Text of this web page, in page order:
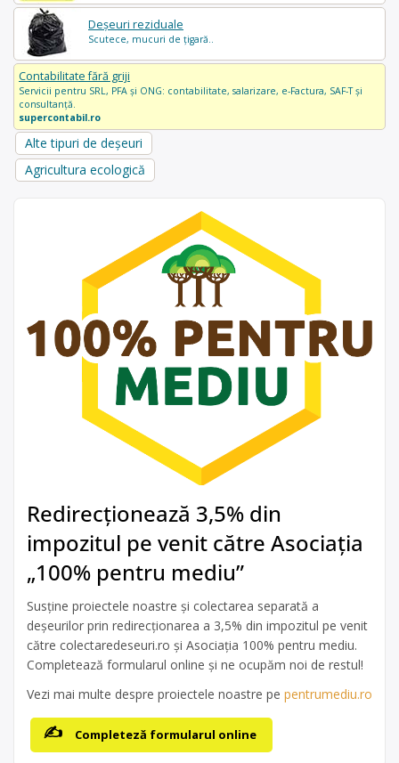
Deșeuri reziduale
Scutece, mucuri de țigară..
Contabilitate fără griji
Servicii pentru SRL, PFA și ONG: contabilitate, salarizare, e-Factura, SAF-T și
consultanță.
supercontabil.ro
Alte tipuri de deșeuri
Agricultura ecologică
Redirecționează 3,5% din
impozitul pe venit către Asociația
„100% pentru mediu”
Susține proiectele noastre și colectarea separată a
deșeurilor prin redirecționarea a 3,5% din impozitul pe venit
către colectaredeseuri.ro și Asociația 100% pentru mediu.
Completează formularul online și ne ocupăm noi de restul!
Vezi mai multe despre proiectele noastre pe pentrumediu.ro
Completeză formularul online